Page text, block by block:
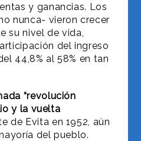
y ganancias. Los
nunca- vieron crecer
su nivel de vida,
del ingreso
44,8% al 58% en tan
“revolución
y la vuelta
de Evita en 1952, aún
del pueblo.